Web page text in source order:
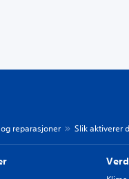
reparasjoner Slik aktiverer